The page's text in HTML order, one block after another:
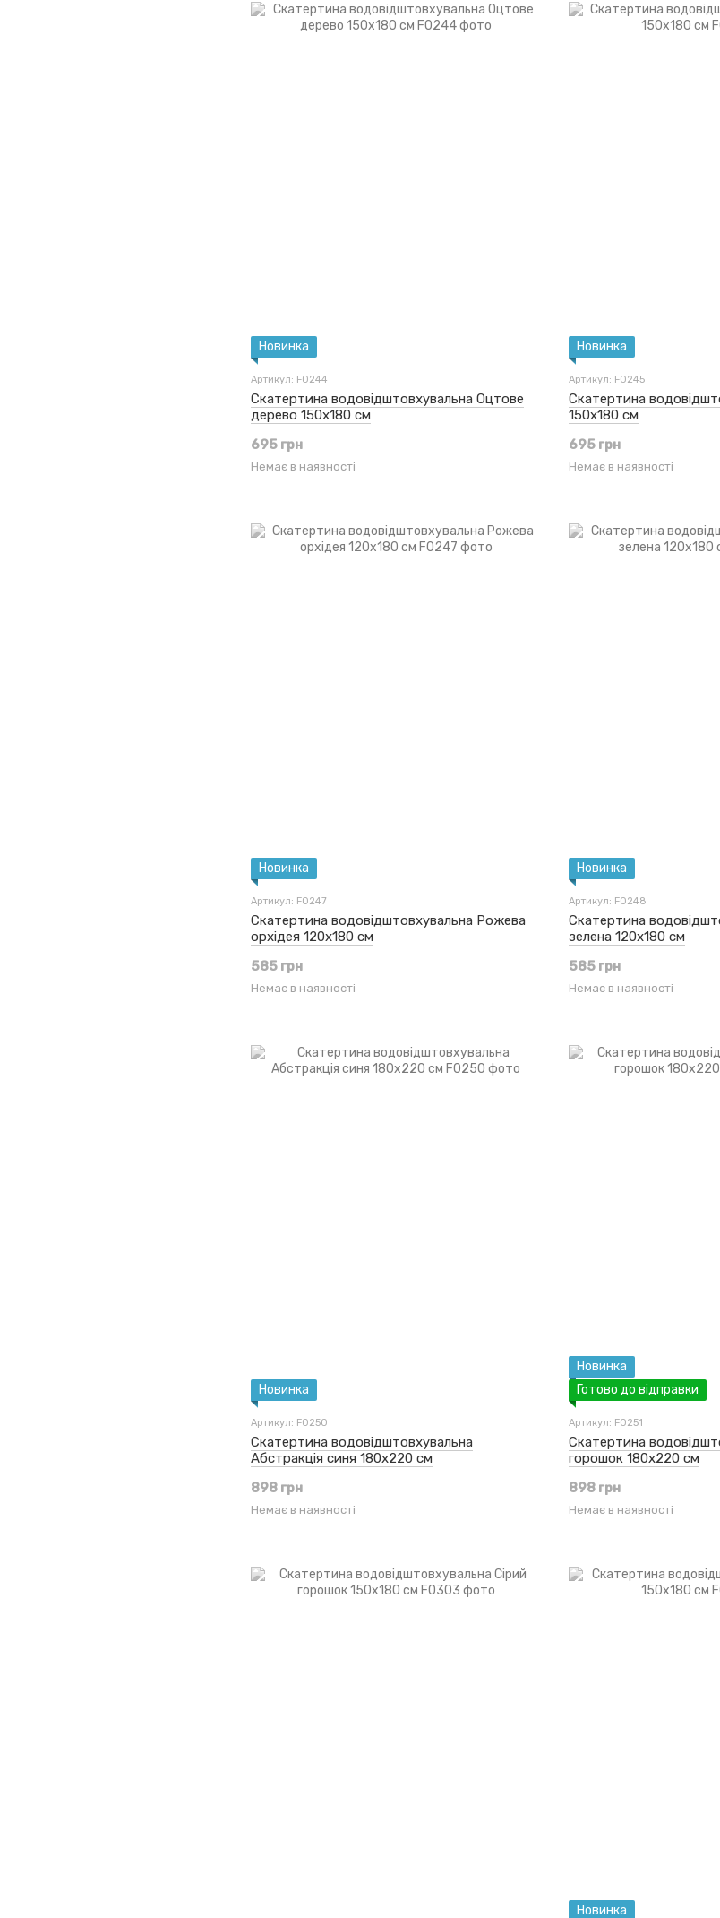
Новинка
Артикул: F0244
Скатертина водовідштовхувальна Оцтове
дерево 150x180 см
695 грн
Немає в наявності
Новинка
Артикул: F0245
Скатертина
150x180 см
695 грн
Немає в наявності
Новинка
Артикул: F0247
Скатертина водовідштовхувальна Рожева
орхідея 120x180 см
585 грн
Немає в наявності
Новинка
Артикул: F0248
Скатертина
зелена 120x180 см
585 грн
Немає в наявності
Новинка
Артикул: F0250
Скатертина водовідштовхувальна
Абстракція синя 180x220 см
898 грн
Немає в наявності
Новинка
Готово до відправки
Артикул: F0251
Скатертина
горошок 180x220 см
898 грн
Немає в наявності
Новинка